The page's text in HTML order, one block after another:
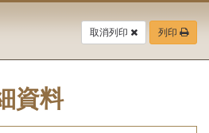
取消列印 列印
資料